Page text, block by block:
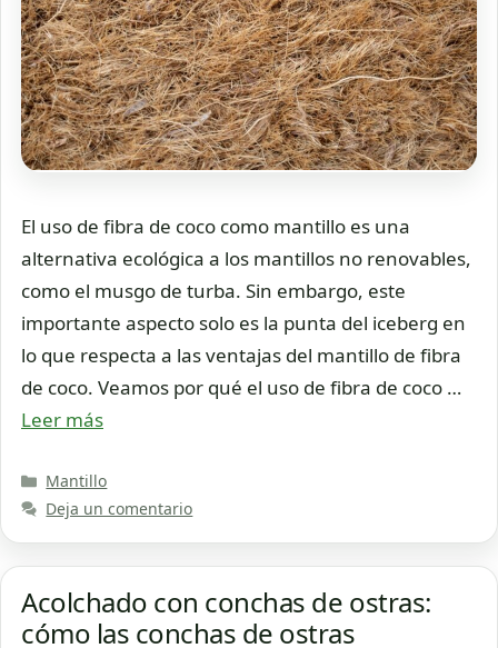
El uso de fibra de coco como mantillo es una
alternativa ecológica a los mantillos no renovables,
como el musgo de turba. Sin embargo, este
importante aspecto solo es la punta del iceberg en
lo que respecta a las ventajas del mantillo de fibra
de coco. Veamos por qué el uso de fibra de coco …
Leer más
Categorías
Mantillo
Deja un comentario
Acolchado con conchas de ostras:
cómo las conchas de ostras